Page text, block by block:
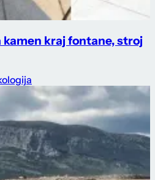
kamen kraj fontane, stroj